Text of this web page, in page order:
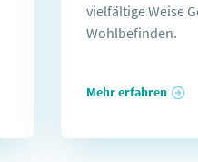
vielfältige Weise
Wohlbefinden.
Mehr erfahren